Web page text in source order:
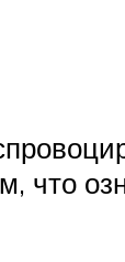
что